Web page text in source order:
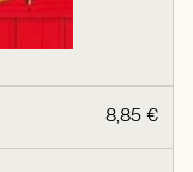
8,85 €